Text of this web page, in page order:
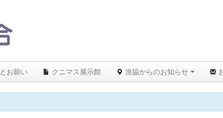
お願い クニマス展示館 漁協からのお知らせ
26.5℃